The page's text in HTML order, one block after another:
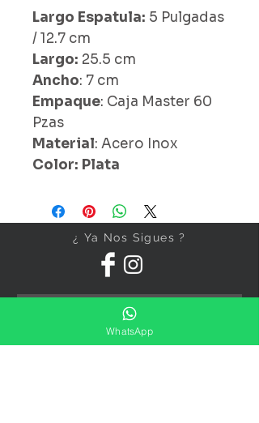
Largo Espatula: 5 Pulgadas
/ 12.7 cm
Largo: 25.5 cm
Ancho: 7 cm
Empaque: Caja Master 60
Pzas
Material: Acero Inox
Color: Plata
¿ Ya Nos Sigues ?
Suscríbete ahora
WhatsApp